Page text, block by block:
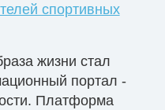
спортивных
жизни стал
портал -
Платформа